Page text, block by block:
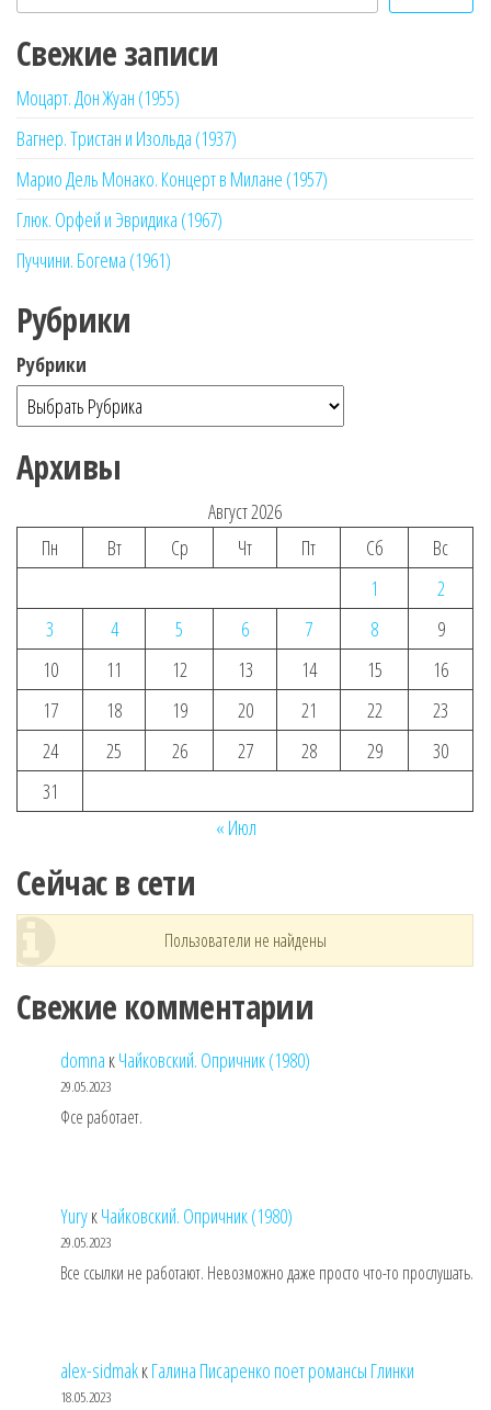
Свежие записи
Моцарт. Дон Жуан (1955)
Вагнер. Тристан и Изольда (1937)
Марио Дель Монако. Концерт в Милане (1957)
Глюк. Орфей и Эвридика (1967)
Пуччини. Богема (1961)
Рубрики
Рубрики
Архивы
Август 2026
Пн
Вт Ср Чт Пт Сб
Вс
1
2
3
4 5 6 7 8
9
10
11 12 13 14 15
16
17
18 19 20 21 22
23
24
25 26 27 28 29
30
31
« Июл
Сейчас в сети
Пользователи не найдены
Свежие комментарии
domna кЧайковский. Опричник (1980)
29.05.2023
Фсе работает.
YuryкЧайковский. Опричник (1980)
29.05.2023
Все ссылки не работают. Невозможно даже просто что-то прослушать.
alex-sidmakкГалина Писаренко поет романсы Глинки
18.05.2023